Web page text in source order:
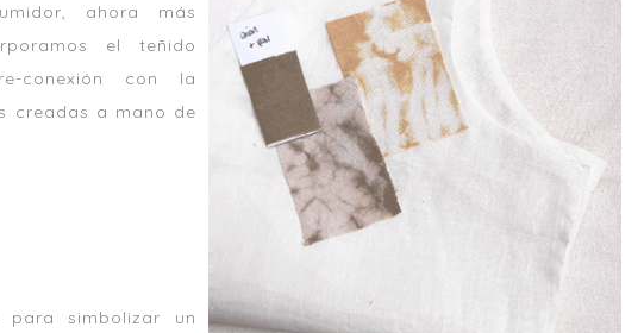
ahora más
el teñido
conexión con la
creadas a mano de
para simbolizar un